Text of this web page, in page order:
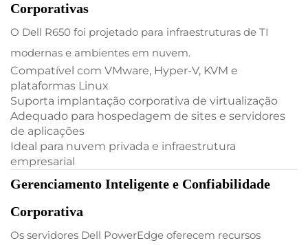
Corporativas
O Dell R650 foi projetado para infraestruturas de TI
modernas e ambientes em nuvem.
Compatível com VMware, Hyper-V, KVM e
plataformas Linux
Suporta implantação corporativa de virtualização
Adequado para hospedagem de sites e servidores
de aplicações
Ideal para nuvem privada e infraestrutura
empresarial
Gerenciamento Inteligente e Confiabilidade
Corporativa
Os servidores Dell PowerEdge oferecem recursos